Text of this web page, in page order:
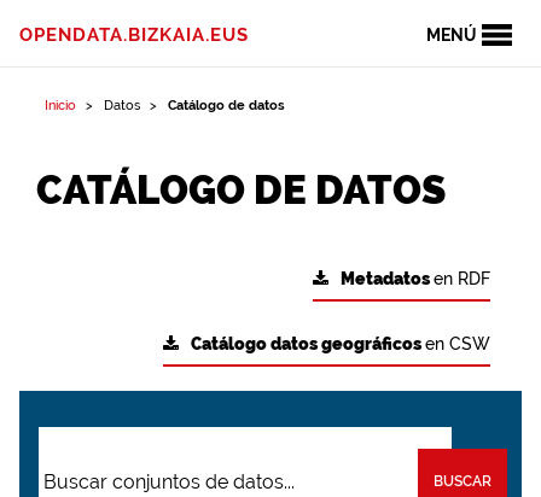
MENÚ
OPENDATA.BIZKAIA.EUS
Inicio Datos Catálogo de datos
CATÁLOGO DE DATOS
Metadatosen RDF
Catálogo datos geográficosen CSW
BUSCAR